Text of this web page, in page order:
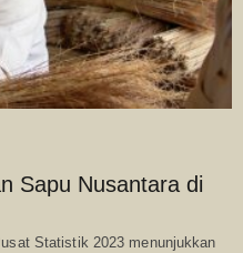
Sapu Nusantara di
Statistik 2023 menunjukkan